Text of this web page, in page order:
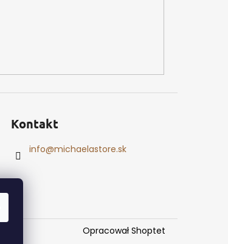
Kontakt
info@michaelastore.sk
Opracował Shoptet